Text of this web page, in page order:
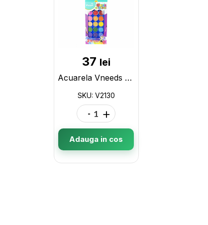
37 lei
Acuarela Vneeds 21cul (cu pensula) V2130 V2130
SKU: V2130
- +
Adauga in cos